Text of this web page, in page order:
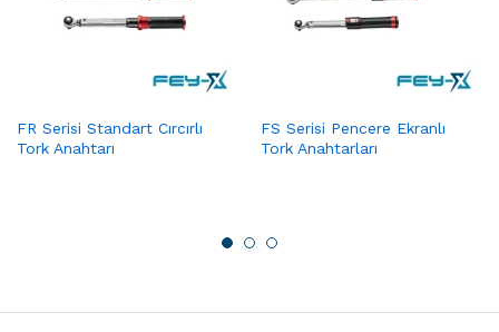
FR Serisi Standart Cırcırlı
Tork Anahtarı
FS Serisi Pencere Ekranlı
Tork Anahtarları